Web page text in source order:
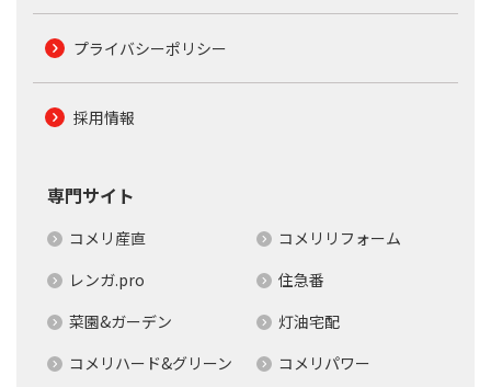
プライバシーポリシー
採用情報
専門サイト
コメリ産直
コメリリフォーム
レンガ.pro
住急番
菜園&ガーデン
灯油宅配
コメリハード&グリーン
コメリパワー